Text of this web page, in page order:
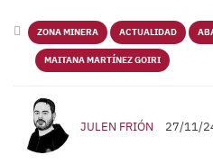
ZONA MINERA ACTUALIDAD
MAITANA MARTÍNEZ GOIRI
JULEN FRIÓN 27/11/